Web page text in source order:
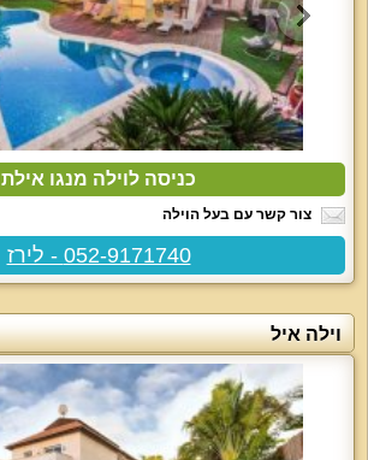
כניסה לוילה מנגו אילת
צור קשר עם בעל הוילה
052-9171740 - לירז
וילה איל